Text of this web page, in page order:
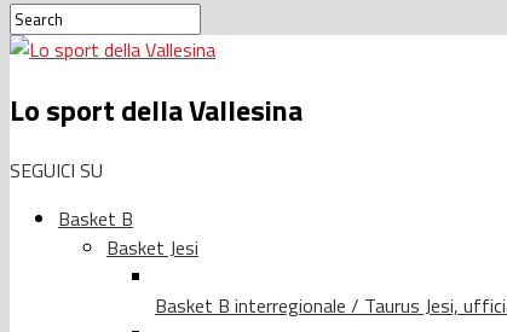
Lo sport della Vallesina
SEGUICI SU
Basket B
Basket Jesi
Basket B interregionale / Taurus Jesi,